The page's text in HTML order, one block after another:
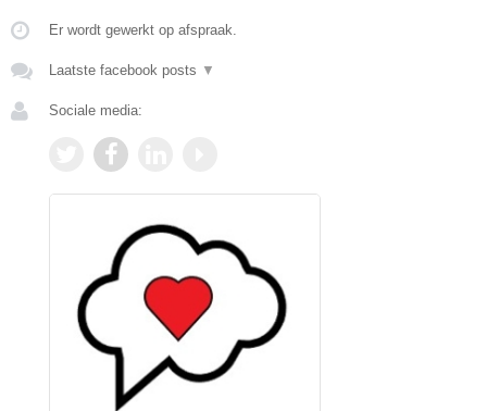
Er wordt gewerkt op afspraak.
Laatste facebook posts ▼
Sociale media: